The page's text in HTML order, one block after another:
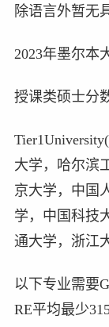
除语言外暂无
2023年墨尔本
授课类硕士分
大学，哈尔滨
京大学，中国
学，中国科技
通大学，浙江
以下专业需要
RE平均最少